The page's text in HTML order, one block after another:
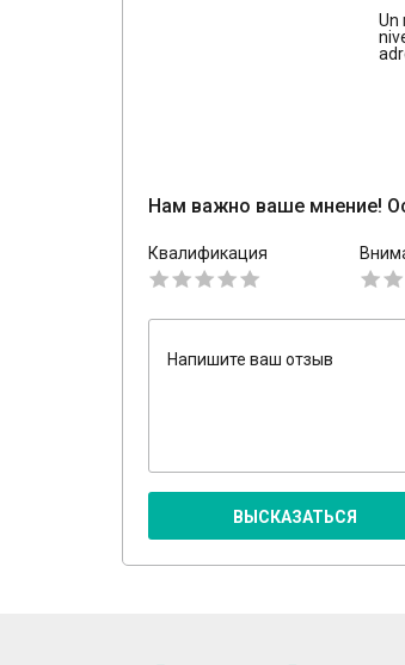
Un
Нам важно ваше мнение!
Квалификация
ВЫСКАЗАТЬСЯ